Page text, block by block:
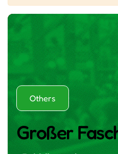
Others
Großer